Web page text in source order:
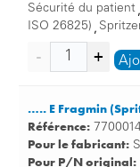
Sécurité du patient ,
ISO 26825) ,
….. E Fragmin
Référence:
Pour le fabricant:
Pour P/N original: